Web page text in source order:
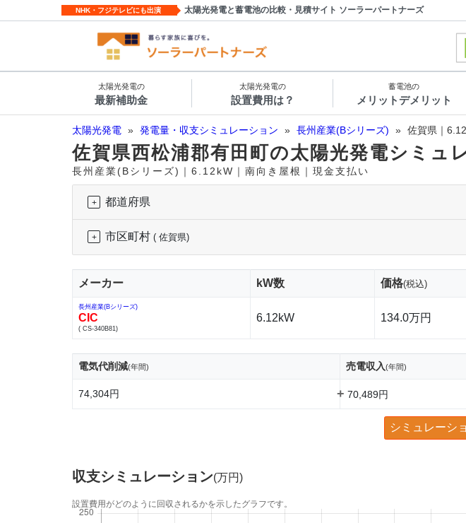
NHK・フジテレビにも出演 太陽光発電と蓄電池の比較・見積サイト ソーラーパートナーズ
太陽光発電の
最新補助金
太陽光発電の
設置費用は？
蓄電池の
メリットデメリット
太陽光発電 » 発電量・収支シミュレーション » 長州産業(Bシリーズ) » 佐賀県｜
佐賀県西松浦郡有田町の太陽光発電シミュ
長州産業(Bシリーズ)｜6.12kW｜南向き屋根｜現金支払い
都道府県
市区町村 ( 佐賀県)
メーカー kW数 価格(税込)
長州産業(Bシリーズ)
CIC
( CS-340B81)
6.12kW 134.0万円
電気代削減(年間) 売電収入(年間)
74,304円 + 70,489円
シミュレーシ
収支シミュレーション(万円)
設置費用がどのように回収されるかを示したグラフです。